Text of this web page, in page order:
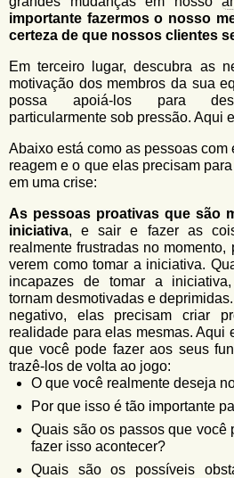
importante fazermos o nosso
certeza de que nossos clientes
Em terceiro lugar, descubra as
motivação dos membros da sua
possa apoiá-los para
particularmente sob pressão. Aqui
Abaixo está como as pessoas com
reagem e o que elas precisam
em uma crise:
As pessoas proativas que são
iniciativa, e sair e fazer as
realmente frustradas no
verem como tomar a iniciativa.
incapazes de tomar a
tornam desmotivadas e
negativo, elas precisam criar
realidade para elas mesmas. Aqui
que você pode fazer aos seus
trazê-los de volta ao jogo:
O que você realmente deseja
Por que isso é tão importante
Quais são os passos que você
fazer isso acontecer?
Quais são os possíveis